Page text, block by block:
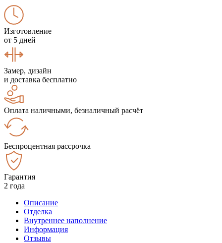
Изготовление
от 5 дней
Замер, дизайн
и доставка бесплатно
Оплата наличными, безналичный расчёт
Беспроцентная рассрочка
Гарантия
2 года
Описание
Отделка
Внутреннее наполнение
Информация
Отзывы